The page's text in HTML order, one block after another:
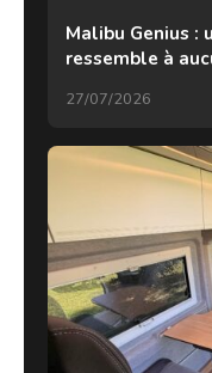
Malibu Genius :
ressemble à
27/07/2026